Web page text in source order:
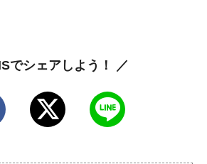
でシェアしよう！ ／